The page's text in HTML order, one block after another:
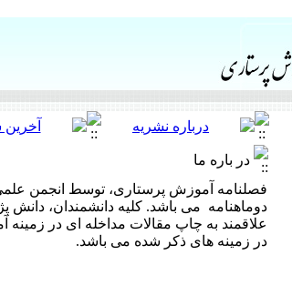
در باره ما
فصلنامه آموزش پرستاری، توسط انجمن
دوماهنامه می باشد. کلیه دانشمندان، دانش
علاقمند به چاپ مقالات مداخله ای در
در زمینه های ذکر شده می باشد.